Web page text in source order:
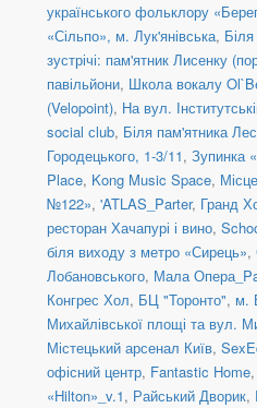
українського фольклору
«Сільпо», м. Лук'янівська,
зустрічі: пам'ятник Лисенку
павільйони, Школа вокалу
(Velopoint), На вул.
social сlub, Біля пам'ятника
Городецького, 1-3/11, Зупинка
Place, Kong Music Space,
№122», 'ATLAS_Parter, Гранд
ресторан Хачапурі і вино,
біля виходу з метро «Сирець»,
Лобановського, Мала
Конгрес Хол, БЦ "Торонто", м.
Михайлівської площі та вул.
Містецький арсенал Київ,
офісний центр, Fantastic Home,
«Hilton»_v.1, Райський Дворик,